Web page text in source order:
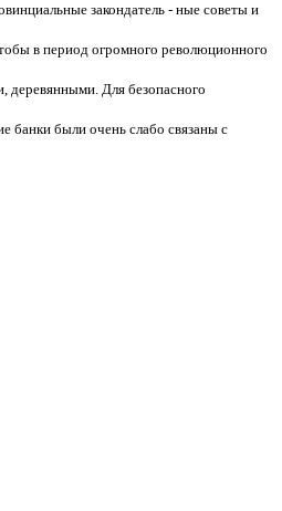
закондатель - ные советы и
в период огромного революционного
деревянными. Для безопасного
банки были очень слабо связаны с